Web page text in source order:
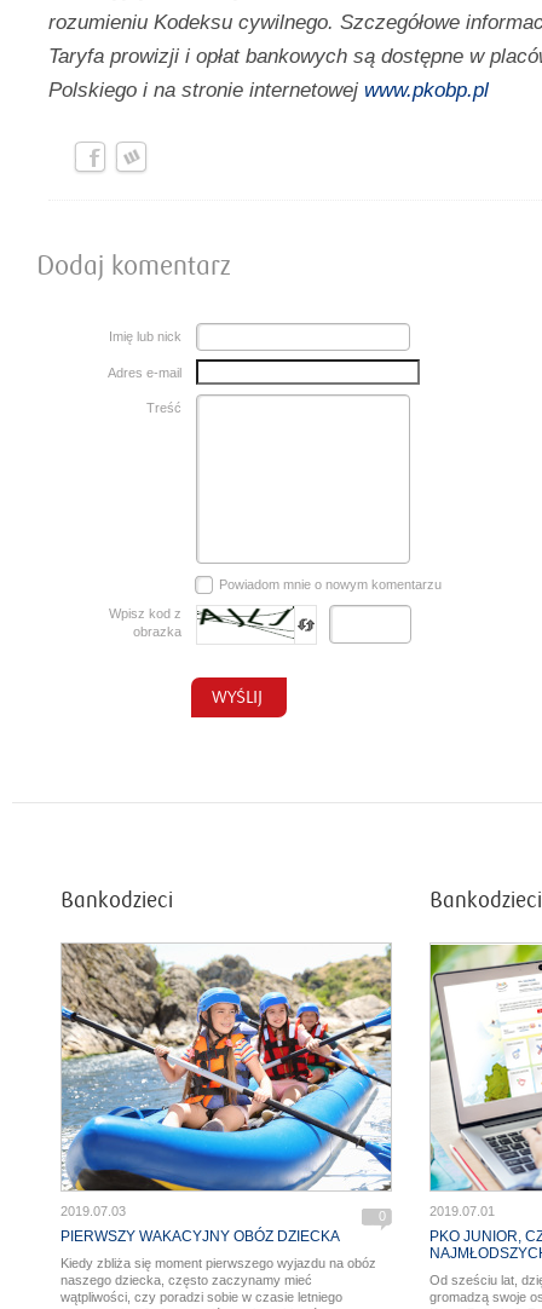
rozumieniu Kodeksu cywilnego. Szczegółowe
Taryfa prowizji i opłat bankowych są dostępne w
Polskiego i na stronie internetowej www.pkobp.pl
Dodaj komentarz
Imię lub nick
Adres e-mail
Treść
Powiadom mnie o nowym komentarzu
Wpisz kod z
obrazka
Bankodzieci
0
2019.07.03
PIERWSZY WAKACYJNY OBÓZ DZIECKA
Kiedy zbliża się moment pierwszego wyjazdu na obóz
naszego dziecka, często zaczynamy mieć
wątpliwości, czy poradzi sobie w czasie letniego
Bankodzieci
2019.07.01
PKO JUNIOR,
Od sześciu lat,
gromadzą swoje